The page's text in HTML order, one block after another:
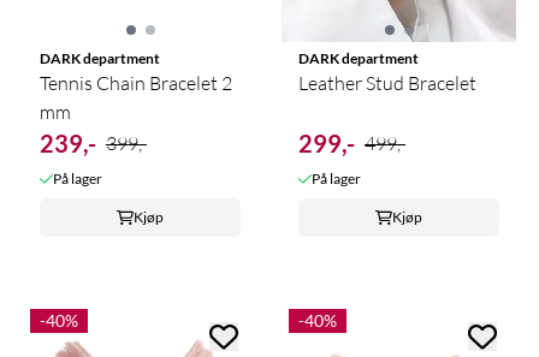
DARK department
Tennis Chain Bracelet 2
mm
239,- 399,-
På lager
Kjøp
DARK department
Leather Stud Bracelet
299,- 499,-
På lager
Kjøp
-40% -40%